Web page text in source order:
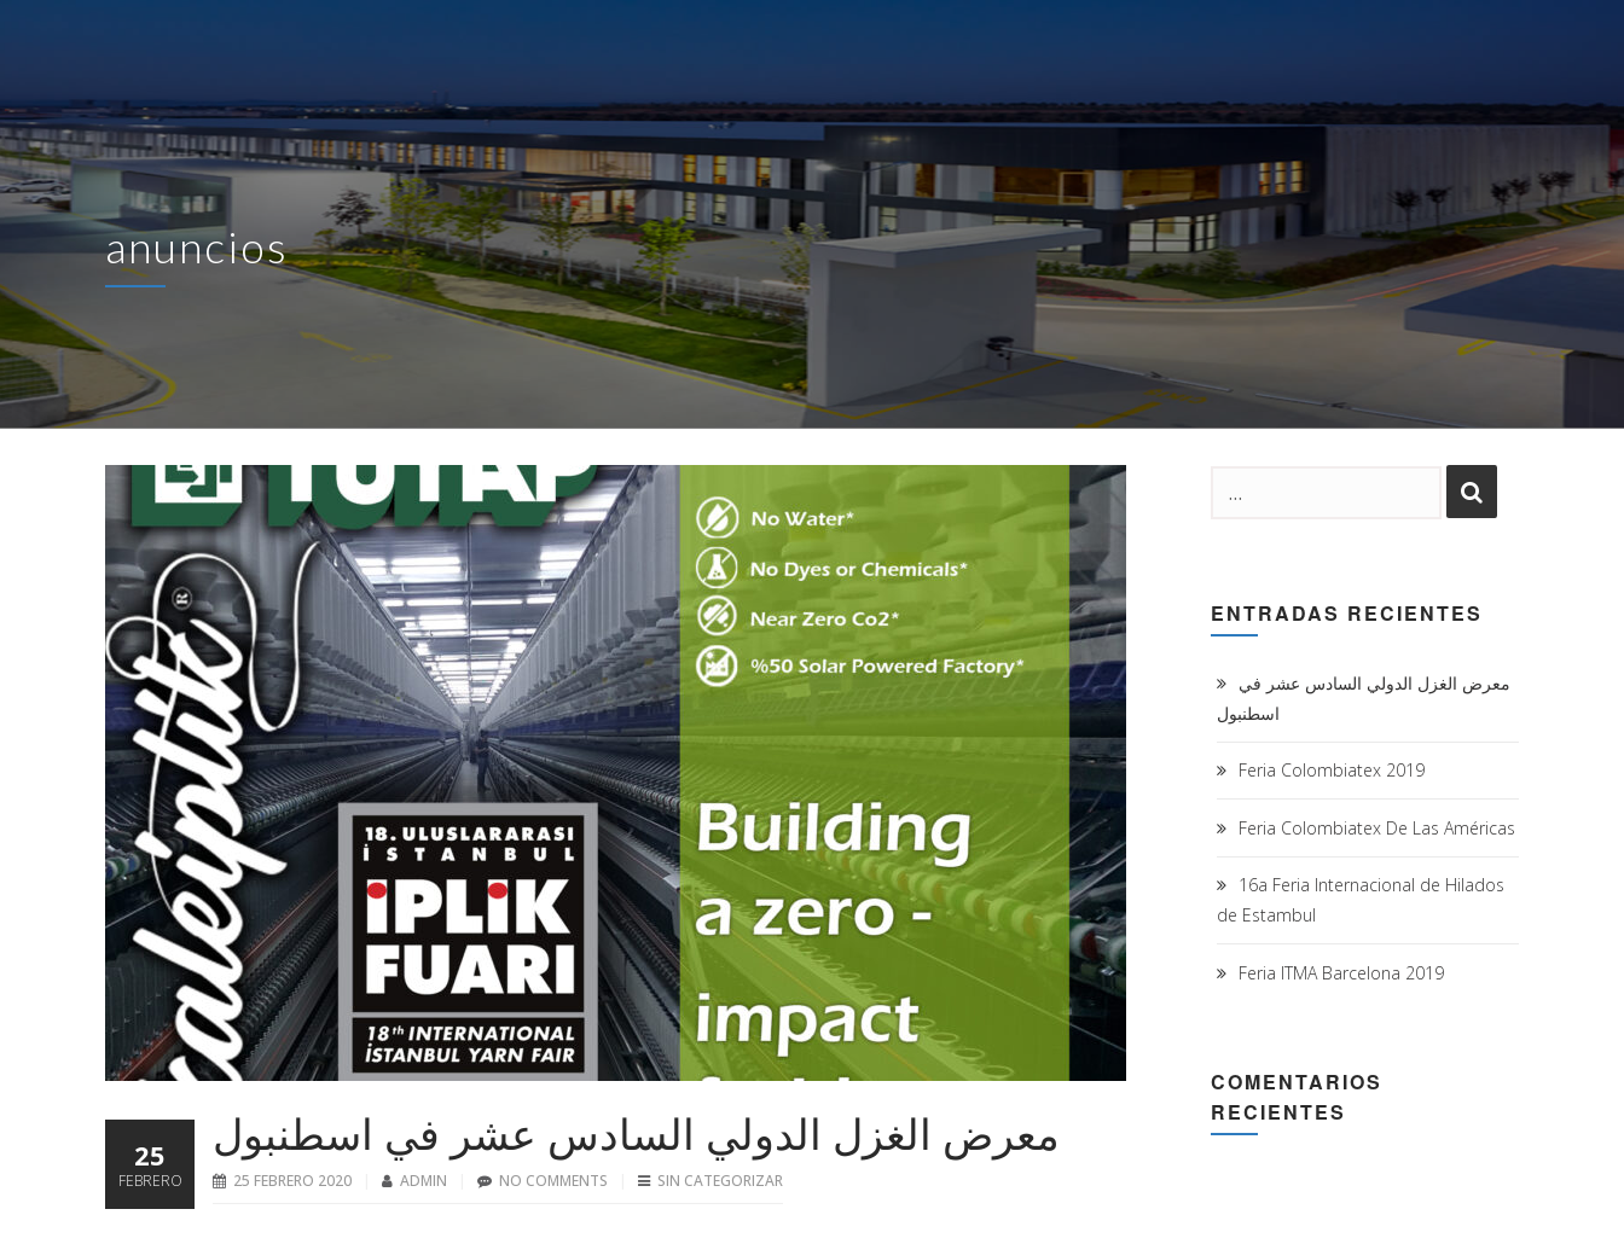
anuncios
معرض الغزل الدولي السادس عشر في اسطنبول
25 FEBRERO 2020 ADMIN NO COMMENTS SIN CATEGORIZAR
25
FEBRERO
ENTRADAS RECIENTES
معرض الغزل الدولي السادس عشر في
اسطنبول
Feria Colombiatex 2019
Feria Colombiatex De Las Américas
16a Feria Internacional de Hilados
de Estambul
Feria ITMA Barcelona 2019
COMENTARIOS
RECIENTES